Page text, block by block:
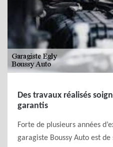
Des travaux réalisés
garantis
Forte de plusieurs années
garagiste Boussy Auto est